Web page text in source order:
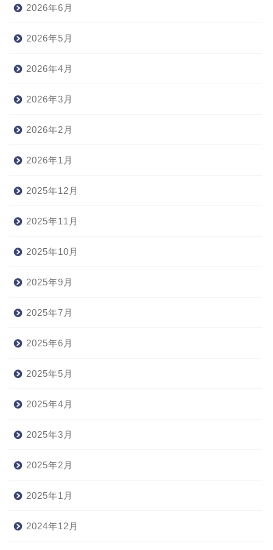
2026年6月
2026年5月
2026年4月
2026年3月
2026年2月
2026年1月
2025年12月
2025年11月
2025年10月
2025年9月
2025年7月
2025年6月
2025年5月
2025年4月
2025年3月
2025年2月
2025年1月
2024年12月